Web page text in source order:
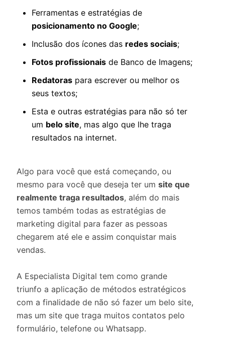
Ferramentas e estratégias de
posicionamento no Google;
Inclusão dos ícones das redes sociais;
Fotos profissionais de Banco de Imagens;
Redatoras para escrever ou melhor os
seus textos;
Esta e outras estratégias para não só ter
um belo site, mas algo que lhe traga
resultados na internet.
Algo para você que está começando, ou
mesmo para você que deseja ter um site que
realmente traga resultados, além do mais
temos também todas as estratégias de
marketing digital para fazer as pessoas
chegarem até ele e assim conquistar mais
vendas.
A Especialista Digital tem como grande
triunfo a aplicação de métodos estratégicos
com a finalidade de não só fazer um belo site,
mas um site que traga muitos contatos pelo
formulário, telefone ou Whatsapp.